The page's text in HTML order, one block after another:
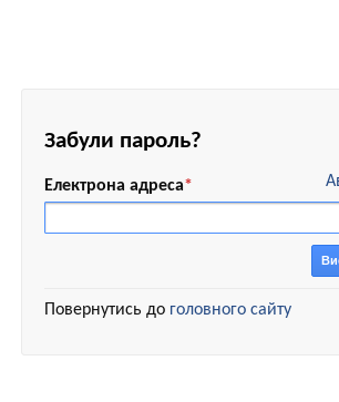
Забули пароль?
Електрона адреса*
Повернутись до головного сайту